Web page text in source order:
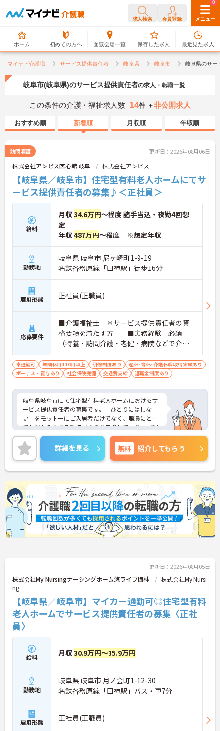
求人検索 会員登録 メニュー
ホーム 初めての方へ 面談会場一覧
0
保存した求人
0
最近見た求人
マイナビ介護職 サービス提供責任者 岐阜県 岐阜市 岐阜県のサー
岐阜市(岐阜県)のサービス提供責任者の求人・転職一覧
この条件の介護・福祉求人数 14件 ＋非公開求人
おすすめ順 新着順 月収順 年収順
訪問看護 更新日：2026年08月06日
株式会社アンビス医心館 岐阜 株式会社アンビス
【岐阜県／岐阜市】住宅型有料老人ホームにてサ
ービス提供責任者の募集♪＜正社員＞
給料
月収34.6万円～程度 諸手当込・夜勤4回想
定
年収487万円～程度 ※想定年収
勤務地
岐阜県 岐阜市 尼ヶ崎町1-9-19
名鉄各務原線「田神駅」徒歩16分
雇用形態 正社員(正職員)
応募要件
■介護福祉士 ※サービス提供責任者の資
格要項を満たす方 ■実務経験：必須
（特養・訪問介護・老健・病院などで介護
の実務経験が3年程度ある方）☆サ責未経験
スタートの実績多数☆
車通勤可 年間休日110日以上 研修制度あり
産休･育休･介護休暇取得実績あり
ボーナス・賞与あり
社会保険完備 交通費支給 退職金制度あり
岐阜県岐阜市にて住宅型有料老人ホームにおけるサ
ービス提供責任者の募集です。「ひとりにはしな
い」をモットーにご入居者だけでなく、職員にとっ
ても温かみのある環境づくりを目指しており、ご利
用者一人ひとりに寄り添ってサービスを提供してい
ただける方を募集しています。サービス提供責任者
の経験がなくスタートされた方も多数いらっしゃい
ます。
ご興味のある方には、面接対策ポイントなど、さら
に詳細をお話しいたしますのでお気軽にご相談くだ
さい！
詳細を見る 無料 紹介してもらう
更新日：2026年08月05日
株式会社My Nursingナーシングホーム悠ライフ梅林
株式会社My Nursi
ng
【岐阜県／岐阜市】マイカー通勤可◎住宅型有料
老人ホームでサービス提供責任者の募集〈正社
員〉
給料 月収30.9万円～35.9万円
勤務地
岐阜県 岐阜市 月ノ会町1-12-30
名鉄各務原線「田神駅」バス・車7分
雇用形態 正社員(正職員)